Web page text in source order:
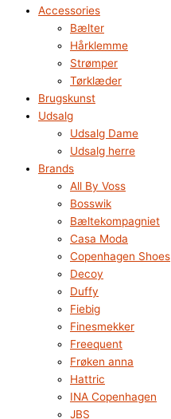
Accessories
Bælter
Hårklemme
Strømper
Tørklæder
Brugskunst
Udsalg
Udsalg Dame
Udsalg herre
Brands
All By Voss
Bosswik
Bæltekompagniet
Casa Moda
Copenhagen Shoes
Decoy
Duffy
Fiebig
Finesmekker
Freequent
Frøken anna
Hattric
INA Copenhagen
JBS